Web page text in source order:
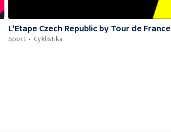
L'Etape Czech Republic by Tour de France
Sport
Cyklistika